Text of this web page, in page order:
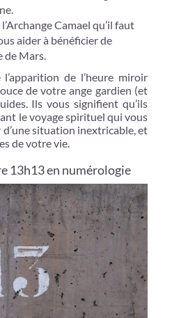
l’Archange Camael qu’il faut
aider à bénéficier de
de Mars.
de l’heure miroir
de votre ange gardien (et
Ils vous signifient qu’ils
le voyage spirituel qui vous
situation inextricable, et
de votre vie.
13h13 en numérologie